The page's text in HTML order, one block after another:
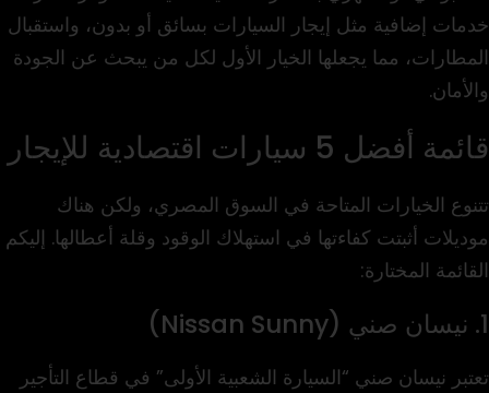
خدمات إضافية مثل إيجار السيارات بسائق أو بدون، واستقبال
المطارات، مما يجعلها الخيار الأول لكل من يبحث عن الجودة
والأمان.
قائمة أفضل 5 سيارات اقتصادية للإيجار
تتنوع الخيارات المتاحة في السوق المصري، ولكن هناك
موديلات أثبتت كفاءتها في استهلاك الوقود وقلة أعطالها. إليكم
القائمة المختارة:
1. نيسان صني (Nissan Sunny)
تعتبر نيسان صني “السيارة الشعبية الأولى” في قطاع التأجير